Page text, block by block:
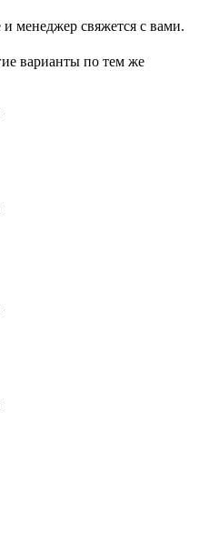
менеджер свяжется с вами.
варианты по тем же